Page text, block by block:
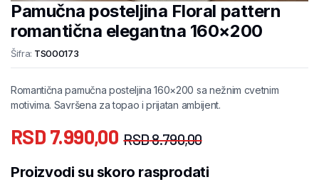
Pamučna posteljina Floral pattern
romantična elegantna 160×200
Šifra: TS000173
Romantična pamučna posteljina 160×200 sa nežnim cvetnim
motivima. Savršena za topao i prijatan ambijent.
RSD8.790,00
RSD 7.990,00
Proizvodi su skoro rasprodati